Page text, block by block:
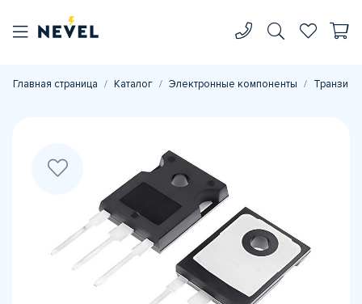
Главная страница Каталог Электронные компоненты